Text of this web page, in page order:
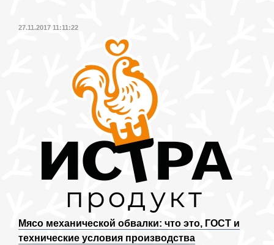
27.11.2017 11:11:22
Мясо механической обвалки: что это, ГОСТ и
технические условия производства